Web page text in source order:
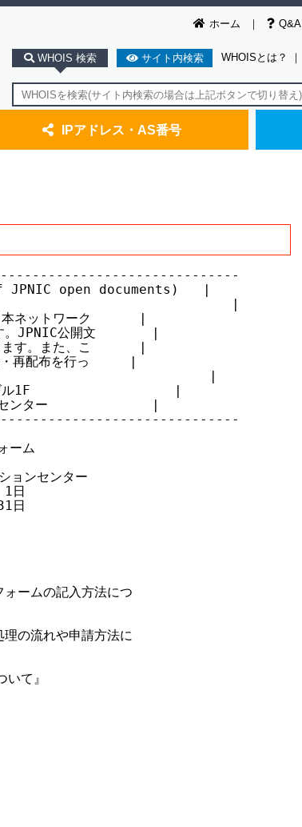
ホーム Q&A
WHOIS 検索 サイト内検索 WHOISとは？ ｜
IPアドレス・AS番号
JPNIC open documents)   |
|
本ネットワーク      |
す。JPNIC公開文       |
ます。また、こ      |
・再配布を行っ     |
|
雲堂ビル1F                  |
ンセンター             |
ーム
ョンセンター
日
日
ームの記入方法につ
の流れや申請方法に
て』